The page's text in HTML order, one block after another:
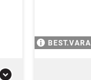
BEST.VARA